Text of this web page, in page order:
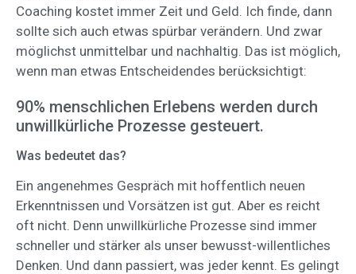
Coaching kostet immer Zeit und Geld. Ich finde, dann
sollte sich auch etwas spürbar verändern. Und zwar
möglichst unmittelbar und nachhaltig. Das ist möglich,
wenn man etwas Entscheidendes berücksichtigt:
90% menschlichen Erlebens werden durch
unwillkürliche Prozesse gesteuert.
Was bedeutet das?
Ein angenehmes Gespräch mit hoffentlich neuen
Erkenntnissen und Vorsätzen ist gut. Aber es reicht
oft nicht. Denn unwillkürliche Prozesse sind immer
schneller und stärker als unser bewusst-willentliches
Denken. Und dann passiert, was jeder kennt. Es gelingt